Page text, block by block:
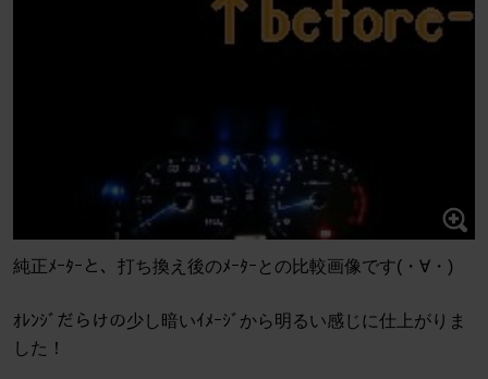
純正ﾒｰﾀｰと、打ち換え後のﾒｰﾀｰとの比較画像です(・∀・)
ｵﾚﾝｼﾞだらけの少し暗いｲﾒｰｼﾞから明るい感じに仕上がりま
した！